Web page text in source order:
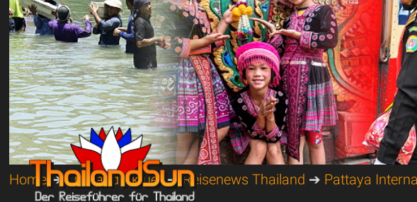
Home➔Thailand Aktuell➔Reisenews Thailand ➔ Pattaya